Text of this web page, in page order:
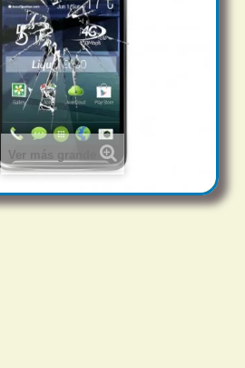
Ver más grande